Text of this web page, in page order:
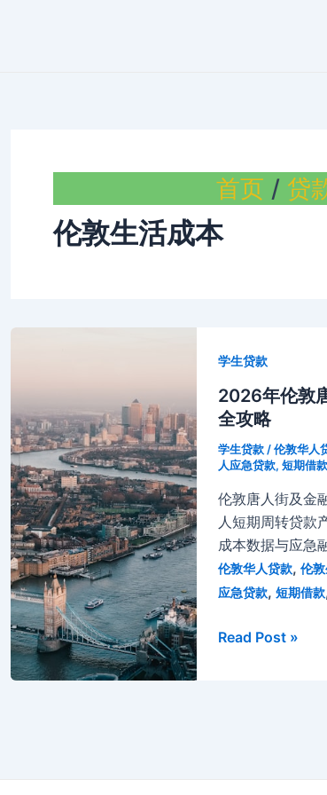
首页 贷
伦敦生活成本
学生贷款
2026年伦敦
全攻略
学生贷款 /伦敦华人
人应急贷款, 短期借款
伦敦唐人街及金
人短期周转贷款
成本数据与应急
伦敦华人贷款, 伦
应急贷款, 短期借款
2026
Read Post »